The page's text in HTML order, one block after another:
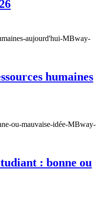
humaines
: bonne ou